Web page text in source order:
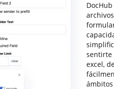
sentirte
excel,